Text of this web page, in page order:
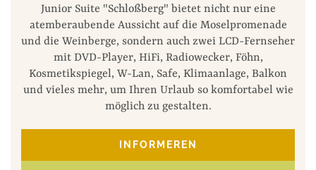
Junior Suite "Schloßberg" bietet nicht nur eine
atemberaubende Aussicht auf die Moselpromenade
und die Weinberge, sondern auch zwei LCD-Fernseher
mit DVD-Player, HiFi, Radiowecker, Föhn,
Kosmetikspiegel, W-Lan, Safe, Klimaanlage, Balkon
und vieles mehr, um Ihren Urlaub so komfortabel wie
möglich zu gestalten.
INFORMEREN